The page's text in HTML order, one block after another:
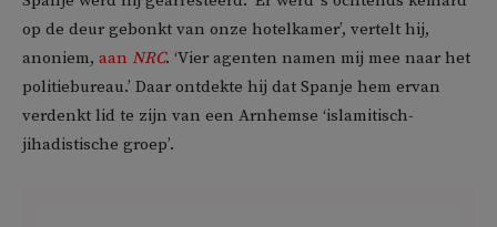
op de deur gebonkt van onze hotelkamer’, vertelt hij,
anoniem, aan NRC. ‘Vier agenten namen mij mee naar het
politiebureau.’ Daar ontdekte hij dat Spanje hem ervan
verdenkt lid te zijn van een Arnhemse ‘islamitisch-
jihadistische groep’.